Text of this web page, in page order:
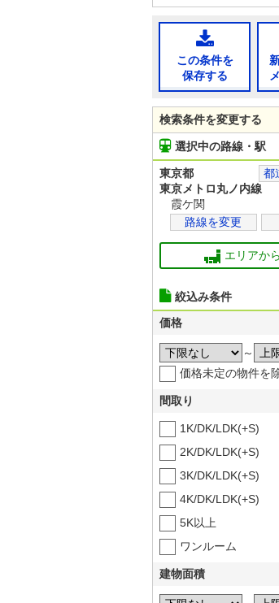
この条件を
保存する
検索条件を変更する
選択中の路線・駅
東京都
都
東京メトロ丸ノ内線
霞ケ関
路線を変更
エリアか
絞込み条件
価格
～
価格未定の物件を
間取り
1K/DK/LDK(+S)
2K/DK/LDK(+S)
3K/DK/LDK(+S)
4K/DK/LDK(+S)
5K以上
ワンルーム
建物面積